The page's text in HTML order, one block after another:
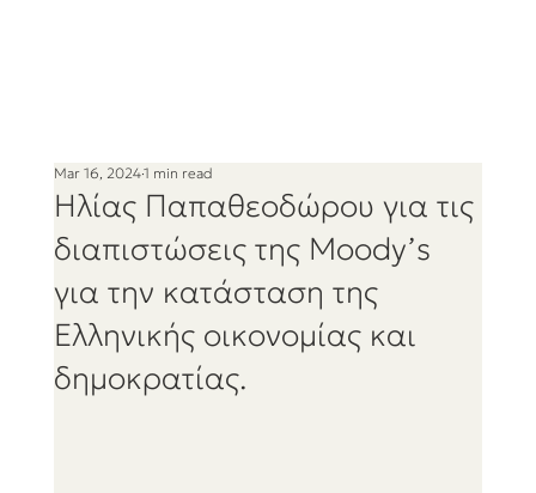
Ηλίας Παπαθεοδώρου για τις
διαπιστώσεις της Moody’s
για την κατάσταση της
Ελληνικής οικονομίας και
δημοκρατίας.
Mar 16, 20241 min read